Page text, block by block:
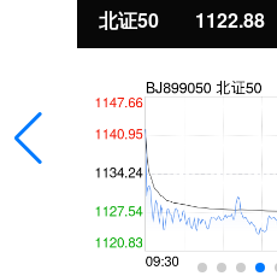
北证50 1122.88